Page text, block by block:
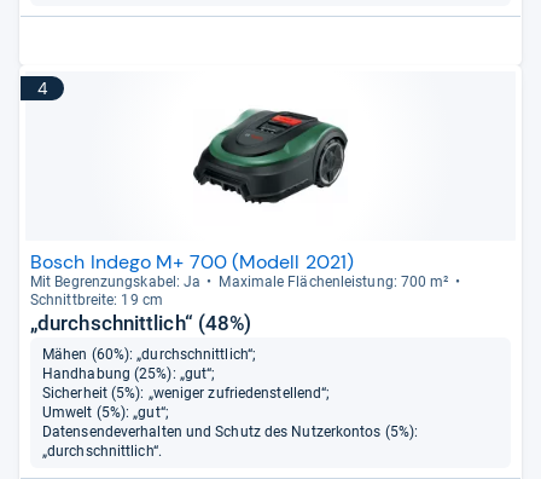
4
Bosch Indego M+ 700 (Modell 2021)
Mit Begren­zungs­ka­bel: Ja
Maxi­male Flä­chen­leis­tung: 700 m²
Schnitt­breite: 19 cm
„durchschnittlich“ (48%)
Mähen (60%): „durchschnittlich“;
Handhabung (25%): „gut“;
Sicherheit (5%): „weniger zufriedenstellend“;
Umwelt (5%): „gut“;
Datensendeverhalten und Schutz des Nutzerkontos (5%):
„durchschnittlich“.